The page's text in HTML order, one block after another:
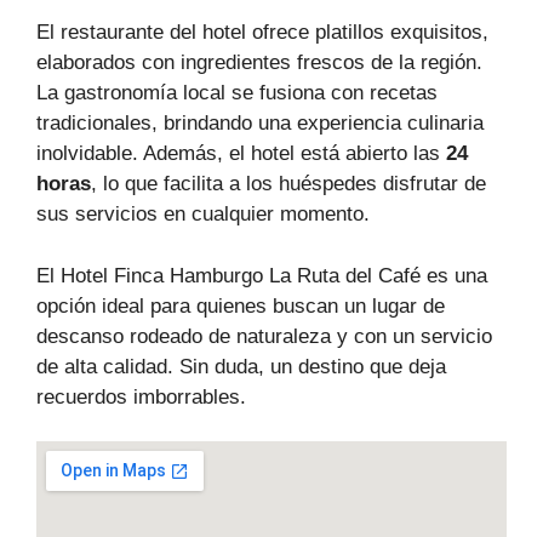
El restaurante del hotel ofrece platillos exquisitos,
elaborados con ingredientes frescos de la región.
La gastronomía local se fusiona con recetas
tradicionales, brindando una experiencia culinaria
inolvidable. Además, el hotel está abierto las 24
horas, lo que facilita a los huéspedes disfrutar de
sus servicios en cualquier momento.
El Hotel Finca Hamburgo La Ruta del Café es una
opción ideal para quienes buscan un lugar de
descanso rodeado de naturaleza y con un servicio
de alta calidad. Sin duda, un destino que deja
recuerdos imborrables.